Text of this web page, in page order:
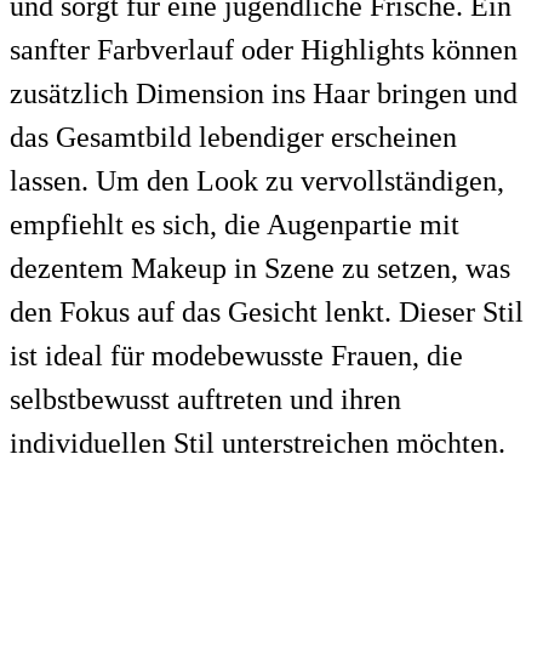
und sorgt für eine jugendliche Frische. Ein
sanfter Farbverlauf oder Highlights können
zusätzlich Dimension ins Haar bringen und
das Gesamtbild lebendiger erscheinen
lassen. Um den Look zu vervollständigen,
empfiehlt es sich, die Augenpartie mit
dezentem Makeup in Szene zu setzen, was
den Fokus auf das Gesicht lenkt. Dieser Stil
ist ideal für modebewusste Frauen, die
selbstbewusst auftreten und ihren
individuellen Stil unterstreichen möchten.